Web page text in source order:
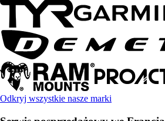
Odkryj wszystkie nasze marki